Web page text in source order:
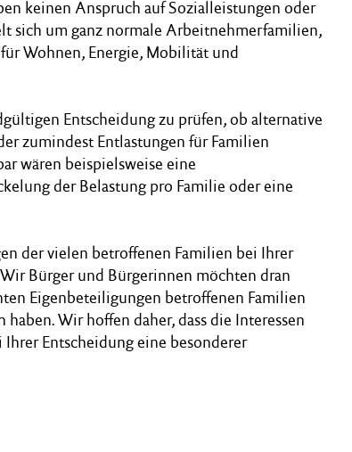
keinen Anspruch auf Sozialleistungen oder
sich um ganz normale Arbeitnehmerfamilien,
Wohnen, Energie, Mobilität und
Entscheidung zu prüfen, ob alternative
zumindest Entlastungen für Familien
wären beispielsweise eine
der Belastung pro Familie oder eine
der vielen betroffenen Familien bei Ihrer
Bürger und Bürgerinnen möchten dran
Eigenbeteiligungen betroffenen Familien
Wir hoffen daher, dass die Interessen
Entscheidung eine besonderer